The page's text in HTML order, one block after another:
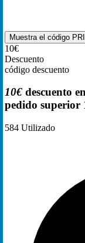
Muestra el código PRI
10€
Descuento
código descuento
10€ descuento
pedido superior
584 Utilizado